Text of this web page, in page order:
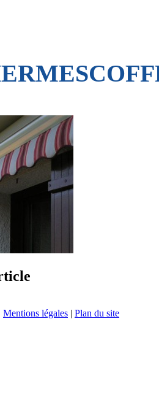
Mentions légales | Plan du site